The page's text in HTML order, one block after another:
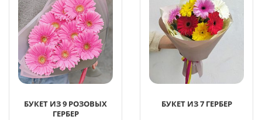
БУКЕТ ИЗ 9 РОЗОВЫХ
ГЕРБЕР
БУКЕТ ИЗ 7 ГЕРБЕР